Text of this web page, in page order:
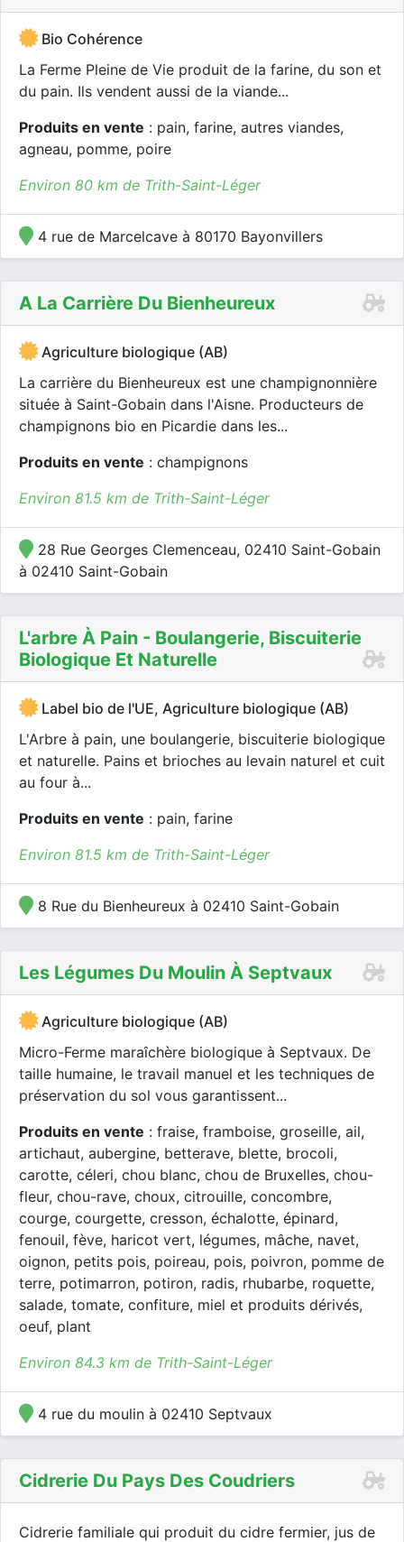
Bio Cohérence
La Ferme Pleine de Vie produit de la farine, du son et
du pain. Ils vendent aussi de la viande...
Produits en vente : pain, farine, autres viandes,
agneau, pomme, poire
Environ 80 km de Trith-Saint-Léger
4 rue de Marcelcave à 80170 Bayonvillers
A La Carrière Du Bienheureux
Agriculture biologique (AB)
La carrière du Bienheureux est une champignonnière
située à Saint-Gobain dans l'Aisne. Producteurs de
champignons bio en Picardie dans les...
Produits en vente : champignons
Environ 81.5 km de Trith-Saint-Léger
28 Rue Georges Clemenceau, 02410 Saint-Gobain
à 02410 Saint-Gobain
L'arbre À Pain - Boulangerie, Biscuiterie
Biologique Et Naturelle
Label bio de l'UE, Agriculture biologique (AB)
L'Arbre à pain, une boulangerie, biscuiterie biologique
et naturelle. Pains et brioches au levain naturel et cuit
au four à...
Produits en vente : pain, farine
Environ 81.5 km de Trith-Saint-Léger
8 Rue du Bienheureux à 02410 Saint-Gobain
Les Légumes Du Moulin À Septvaux
Agriculture biologique (AB)
Micro-Ferme maraîchère biologique à Septvaux. De
taille humaine, le travail manuel et les techniques de
préservation du sol vous garantissent...
Produits en vente : fraise, framboise, groseille, ail,
artichaut, aubergine, betterave, blette, brocoli,
carotte, céleri, chou blanc, chou de Bruxelles, chou-
fleur, chou-rave, choux, citrouille, concombre,
courge, courgette, cresson, échalotte, épinard,
fenouil, fève, haricot vert, légumes, mâche, navet,
oignon, petits pois, poireau, pois, poivron, pomme de
terre, potimarron, potiron, radis, rhubarbe, roquette,
salade, tomate, confiture, miel et produits dérivés,
oeuf, plant
Environ 84.3 km de Trith-Saint-Léger
4 rue du moulin à 02410 Septvaux
Cidrerie Du Pays Des Coudriers
Cidrerie familiale qui produit du cidre fermier, jus de